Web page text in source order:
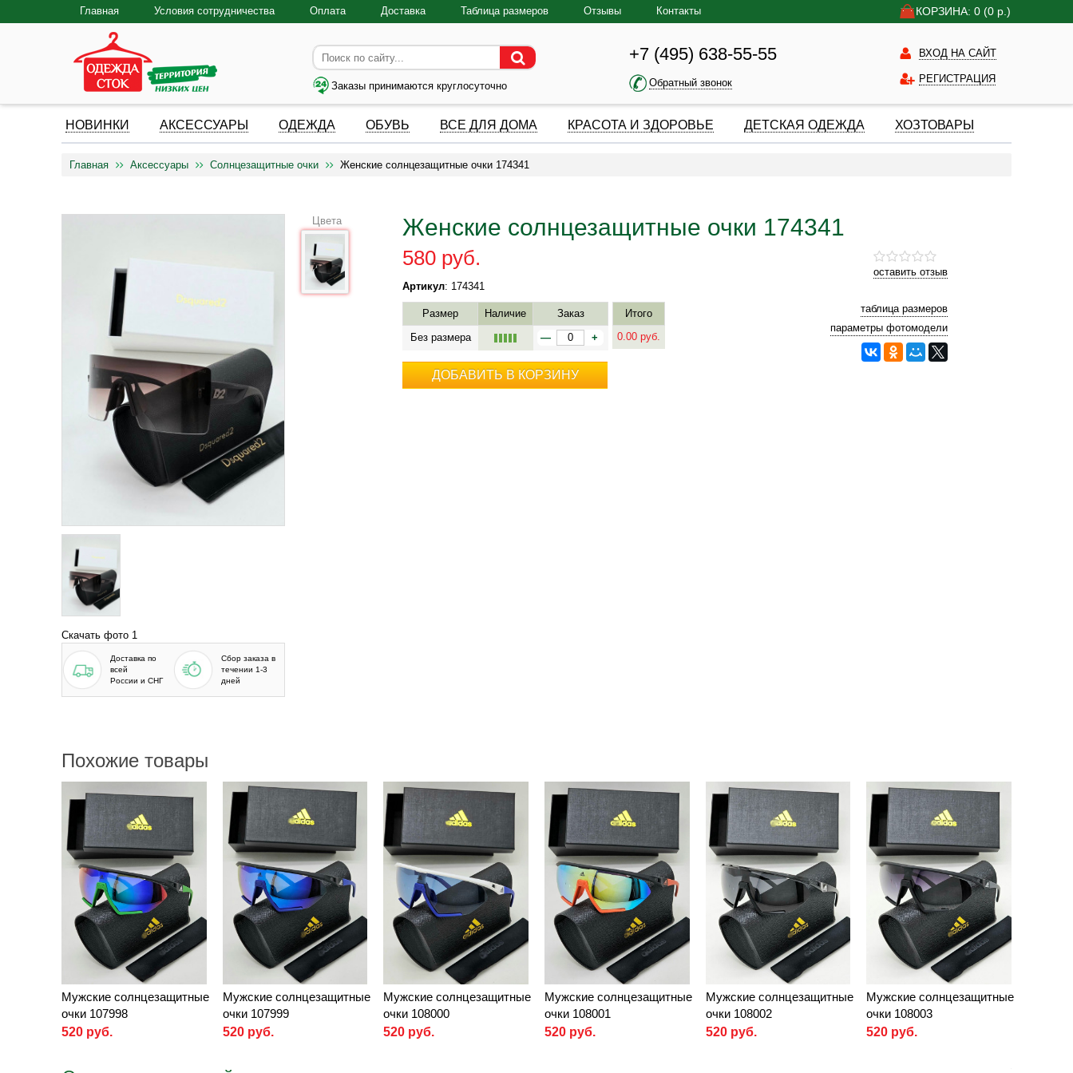
КОРЗИНА: 0 (0 р.)
Главная Условия сотрудничества Оплата Доставка Таблица размеров Отзывы Контакты
Заказы принимаются круглосуточно
+7 (495) 638-55-55
Обратный звонок
ВХОД НА САЙТ
РЕГИСТРАЦИЯ
НОВИНКИ АКСЕССУАРЫ ОДЕЖДА ОБУВЬ ВСЕ ДЛЯ ДОМА КРАСОТА И ЗДОРОВЬЕ ДЕТСКАЯ ОДЕЖДА ХОЗТОВАРЫ
Главная Аксессуары Солнцезащитные очки Женские солнцезащитные очки 174341
Скачать фото 1
Доставка по
всей
России и СНГ
Сбор заказа в
течении 1-3
дней
Женские солнцезащитные очки 174341
оставить отзыв
580 руб.
Артикул: 174341
Цвета
Размер Наличие
Заказ
Без размера
— +
Итого
0.00 руб.
таблица размеров
параметры фотомодели
ДОБАВИТЬ В КОРЗИНУ
Похожие товары
Мужские солнцезащитные
очки 107998
520 руб.
Мужские солнцезащитные
очки 107999
520 руб.
Мужские солнцезащитные
очки 108000
520 руб.
Мужские солнцезащитные
очки 108001
520 руб.
Мужские солнцезащитные
очки 108002
520 руб.
Мужские солнцезащитные
очки 108003
520 руб.